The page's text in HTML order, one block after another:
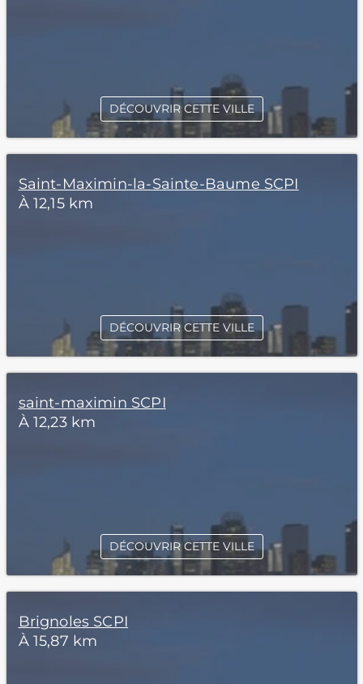
DÉCOUVRIR CETTE VILLE
Saint-Maximin-la-Sainte-Baume SCPI
À 12,15 km
DÉCOUVRIR CETTE VILLE
saint-maximin SCPI
À 12,23 km
DÉCOUVRIR CETTE VILLE
Brignoles SCPI
À 15,87 km